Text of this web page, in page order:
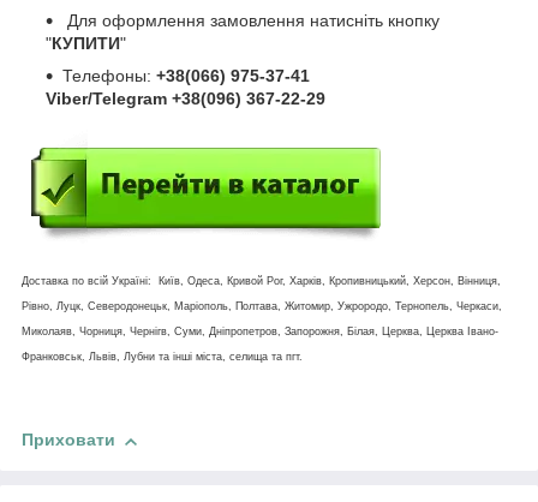
Для оформлення замовлення натисніть кнопку
"КУПИТИ"
Телефоны: +38(066) 975-37-41
Viber/Telegram +38(096) 367-22-29
Доставка по всій Україні: Київ, Одеса, Кривой Рог, Харків, Кропивницький, Херсон, Вінниця,
Рівно, Луцк, Северодонецьк, Маріополь, Полтава, Житомир, Ужрородо, Тернопель, Черкаси,
Миколаяв, Чорниця, Чернігв, Суми, Дніпропетров, Запорожня, Білая, Церква, Церква Івано-
Франковськ, Львів, Лубни та інші міста, селища та пгт.
Приховати